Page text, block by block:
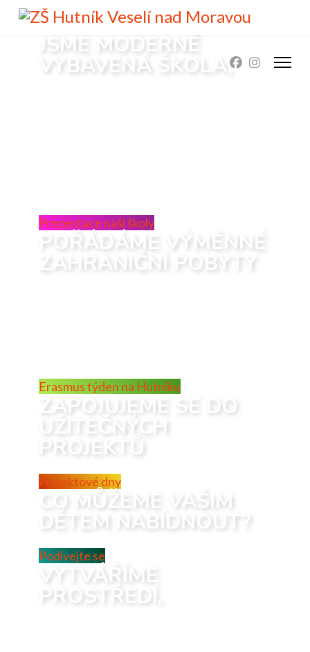
JSME MODERNĚ
VYBAVENÁ ŠKOLA,
Prezentace naší školy
POŘÁDÁME VÝMĚNNÉ
ZAHRANIČNÍ POBYTY
Erasmus týden na Hutníku
ZAPOJUJEME SE DO
UŽITEČNÝCH
PROJEKTŮ
Projektové dny
CO MŮŽEME VAŠIM
DĚTEM NABÍDNOUT?
Podívejte se
VYTVÁŘÍME
PROSTŘEDÍ,